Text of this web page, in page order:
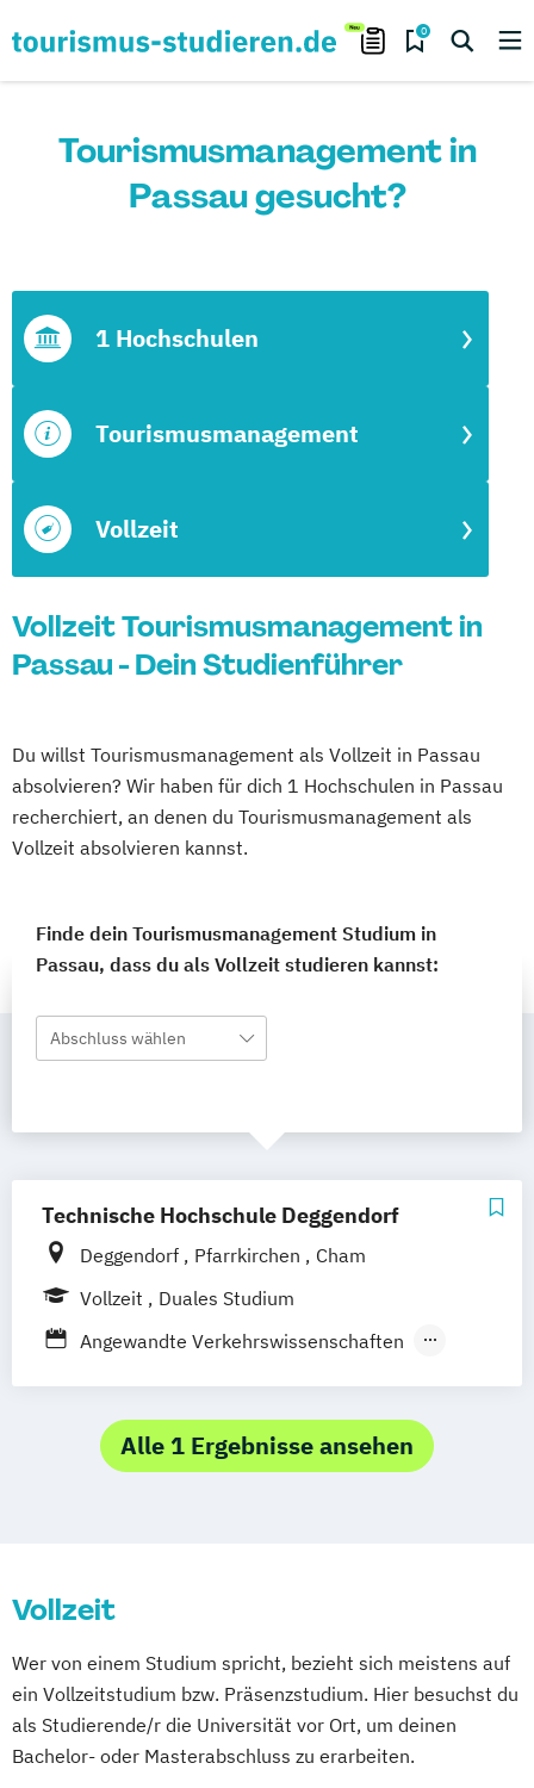
0
Tourismusmanagement in
Passau gesucht?
Vollzeit
Tourismusmanagement
1 Hochschulen
Vollzeit Tourismusmanagement in
Passau - Dein Studienführer
Du willst Tourismusmanagement als Vollzeit in Passau
absolvieren? Wir haben für dich 1 Hochschulen in Passau
recherchiert, an denen du Tourismusmanagement als
Vollzeit absolvieren kannst.
Finde dein Tourismusmanagement Studium in
Passau, dass du als Vollzeit studieren kannst:
Abschluss wählen
Technische Hochschule Deggendorf
Deggendorf Pfarrkirchen
Cham
Vollzeit
Duales Studium
Angewandte Verkehrswissenschaften
Health & Medical Tourism
Tourismusmanagement
Alle 1 Ergebnisse ansehen
Vollzeit
Wer von einem Studium spricht, bezieht sich meistens auf
ein Vollzeitstudium bzw. Präsenzstudium. Hier besuchst du
als Studierende/r die Universität vor Ort, um deinen
Bachelor- oder Masterabschluss zu erarbeiten.